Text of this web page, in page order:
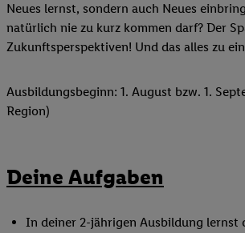
Neues lernst, sondern auch Neues
natürlich nie zu kurz kommen darf? Der
Zukunftsperspektiven! Und das alles zu
Ausbildungsbeginn: 1. August bzw. 1.
Region)
Deine Aufgaben
In deiner 2-jährigen Ausbildung lernst